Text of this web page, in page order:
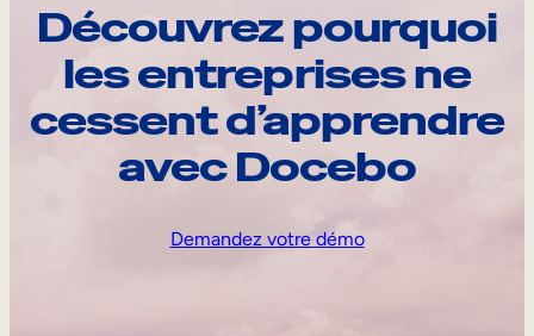
Découvrez pourquoi
les entreprises ne
cessent d’apprendre
avec Docebo
Demandez votre démo